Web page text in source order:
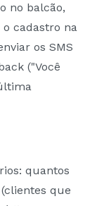
no balcão,
cadastro na
os SMS
("Você
quantos
que